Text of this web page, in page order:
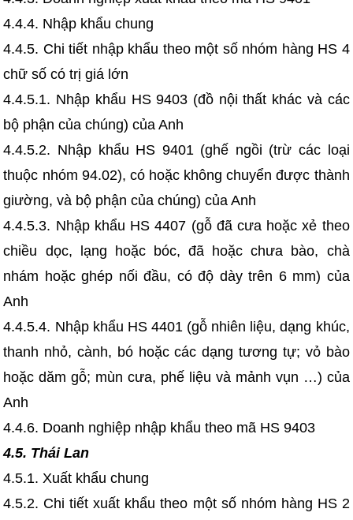
4.4.4. Nhập khẩu chung
4.4.5. Chi tiết nhập khẩu theo một số nhóm hàng HS 4
chữ số có trị giá lớn
4.4.5.1. Nhập khẩu HS 9403 (đồ nội thất khác và các
bộ phận của chúng) của Anh
4.4.5.2. Nhập khẩu HS 9401 (ghế ngồi (trừ các loại
thuộc nhóm 94.02), có hoặc không chuyển được thành
giường, và bộ phận của chúng) của Anh
4.4.5.3. Nhập khẩu HS 4407 (gỗ đã cưa hoặc xẻ theo
chiều dọc, lạng hoặc bóc, đã hoặc chưa bào, chà
nhám hoặc ghép nối đầu, có độ dày trên 6 mm) của
Anh
4.4.5.4. Nhập khẩu HS 4401 (gỗ nhiên liệu, dạng khúc,
thanh nhỏ, cành, bó hoặc các dạng tương tự; vỏ bào
hoặc dăm gỗ; mùn cưa, phế liệu và mảnh vụn …) của
Anh
4.4.6. Doanh nghiệp nhập khẩu theo mã HS 9403
4.5. Thái Lan
4.5.1. Xuất khẩu chung
4.5.2. Chi tiết xuất khẩu theo một số nhóm hàng HS 2